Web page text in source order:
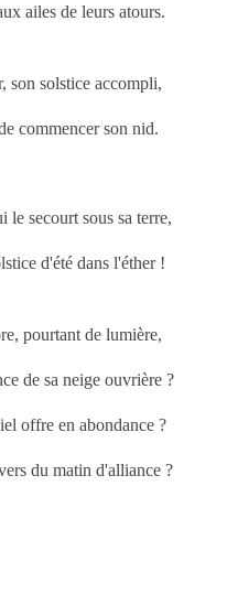
ailes de leurs atours.
son solstice accompli,
commencer son nid.
le secourt sous sa terre,
d'été dans l'éther !
pourtant de lumière,
de sa neige ouvrière ?
offre en abondance ?
du matin d'alliance ?